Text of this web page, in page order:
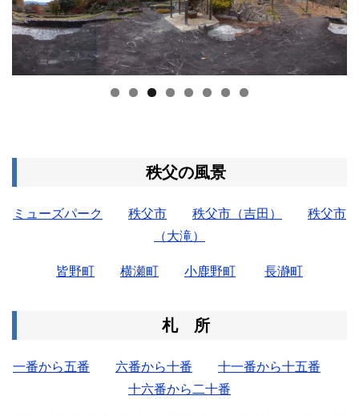
秩父の風景
ミューズパーク 秩父市 秩父市（吉田）
秩父市
（大滝）
皆野町 横瀬町 小鹿野町 長瀞町
札 所
一番から五番 六番から十番
十一番から十五番
十六番から二十番